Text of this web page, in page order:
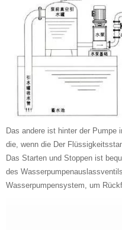
Das andere ist hinter der
die, wenn die Der
Das Starten und Stoppen ist
des
Wasserpumpensystem, um